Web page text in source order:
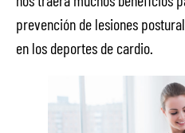
prevención de lesiones
en los deportes de cardio.